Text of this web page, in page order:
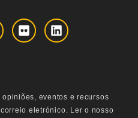
eventos e recursos
eletrónico. Ler o nosso